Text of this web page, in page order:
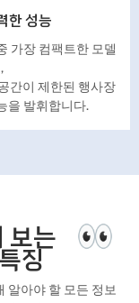
한 성능
가장 컴팩트한 모델
간이 제한된 행사장
을 발휘합니다.
보는
징
알아야 할 모든 정보